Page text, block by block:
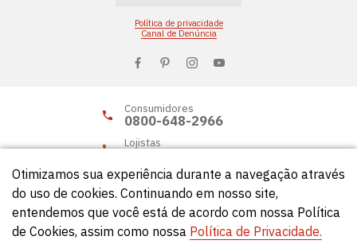
Política de privacidade
Canal de Denúncia
Consumidores
0800-648-2966
Lojistas
© Círculo 2026 - Todos os direitos reservados.
Otimizamos sua experiência durante a navegação através
do uso de cookies. Continuando em nosso site,
entendemos que você está de acordo com nossa Política
de Cookies, assim como nossa Política de Privacidade.